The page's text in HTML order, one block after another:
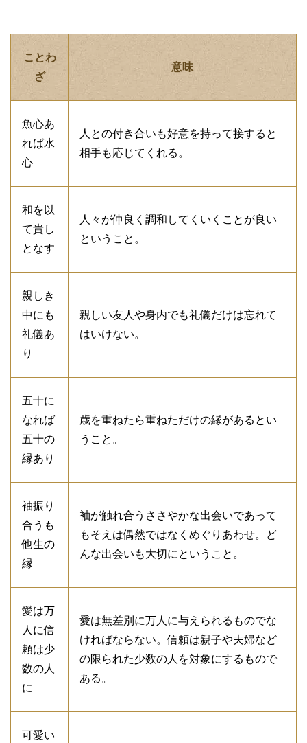
ことわ
ざ
意味
魚心あ
れば水
心
人との付き合いも好意を持って接すると
相手も応じてくれる。
和を以
て貴し
となす
人々が仲良く調和してくいくことが良い
ということ。
親しき
中にも
礼儀あ
り
親しい友人や身内でも礼儀だけは忘れて
はいけない。
五十に
なれば
五十の
縁あり
歳を重ねたら重ねただけの縁があるとい
うこと。
袖振り
合うも
他生の
縁
袖が触れ合うささやかな出会いであって
もそえは偶然ではなくめぐりあわせ。ど
んな出会いも大切にということ。
愛は万
人に信
頼は少
数の人
に
愛は無差別に万人に与えられるものでな
ければならない。信頼は親子や夫婦など
の限られた少数の人を対象にするもので
ある。
可愛い